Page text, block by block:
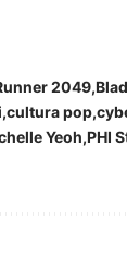
2049
cultura pop
Yeoh PHI